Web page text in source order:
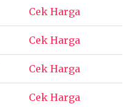
Cek Harga
Cek Harga
Cek Harga
Cek Harga